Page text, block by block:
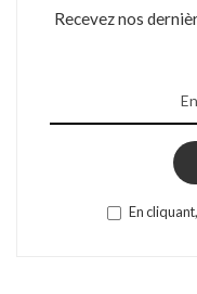
Recevez nos
En